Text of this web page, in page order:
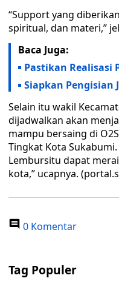
“Support yang
spiritual, dan materi,”
Baca Juga:
Pastikan Realisasi
Siapkan Pengisian
Selain itu wakil
dijadwalkan akan
mampu bersaing di
Tingkat Kota
Lembursitu dapat
kota,” ucapnya.
0 Komentar
Tag Populer